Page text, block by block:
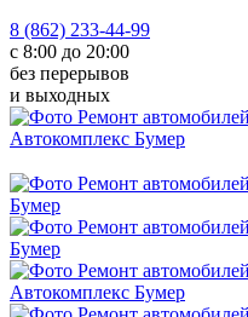
8 (862) 233-44-99
с 8:00 до 20:00
без перерывов
и выходных